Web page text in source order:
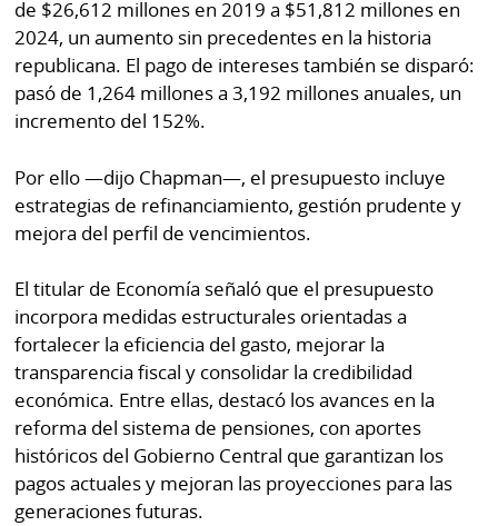
de $26,612 millones en 2019 a $51,812 millones en
2024, un aumento sin precedentes en la historia
republicana. El pago de intereses también se disparó:
pasó de 1,264 millones a 3,192 millones anuales, un
incremento del 152%.
Por ello —dijo Chapman—, el presupuesto incluye
estrategias de refinanciamiento, gestión prudente y
mejora del perfil de vencimientos.
El titular de Economía señaló que el presupuesto
incorpora medidas estructurales orientadas a
fortalecer la eficiencia del gasto, mejorar la
transparencia fiscal y consolidar la credibilidad
económica. Entre ellas, destacó los avances en la
reforma del sistema de pensiones, con aportes
históricos del Gobierno Central que garantizan los
pagos actuales y mejoran las proyecciones para las
generaciones futuras.